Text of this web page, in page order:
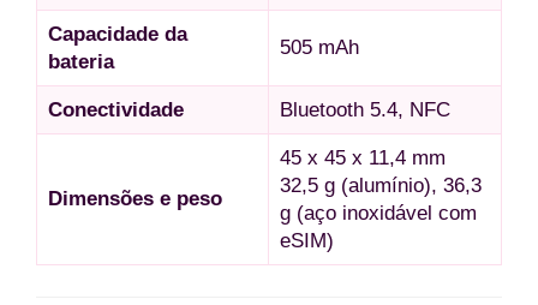
Capacidade da
bateria
505 mAh
Conectividade Bluetooth 5.4, NFC
Dimensões e peso
45 x 45 x 11,4 mm
32,5 g (alumínio), 36,3
g (aço inoxidável com
eSIM)